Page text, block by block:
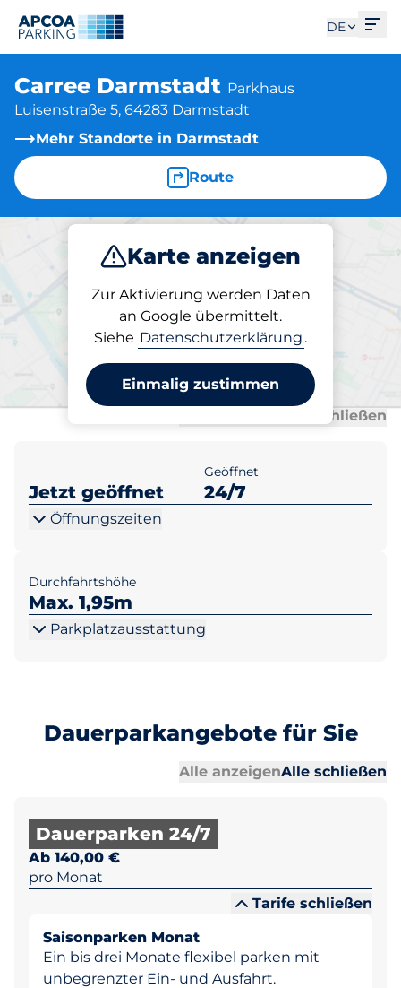
DE
Carree Darmstadt Parkhaus
Luisenstraße 5, 64283 Darmstadt
Mehr Standorte in Darmstadt
Route
Karte anzeigen
Zur Aktivierung werden Daten
an Google übermittelt.
Siehe Datenschutzerklärung .
Einmalig zustimmen
Laden
Abos am Standort
Carree Darmstadt
Alle schließen
Jetzt geöffnet
Geöffnet
24/7
Öffnungszeiten
Durchfahrtshöhe
Max. 1,95m
Parkplatzausstattung
Dauerparkangebote für Sie
Alle anzeigenAlle schließen
Dauerparken 24/7
Ab 140,00 €
pro Monat
Tarife schließen
Saisonparken Monat
Ein bis drei Monate flexibel parken mit
unbegrenzter Ein- und Ausfahrt.